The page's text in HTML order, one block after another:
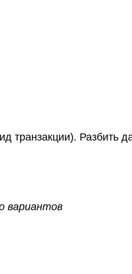
транзакции). Разбить
вариантов